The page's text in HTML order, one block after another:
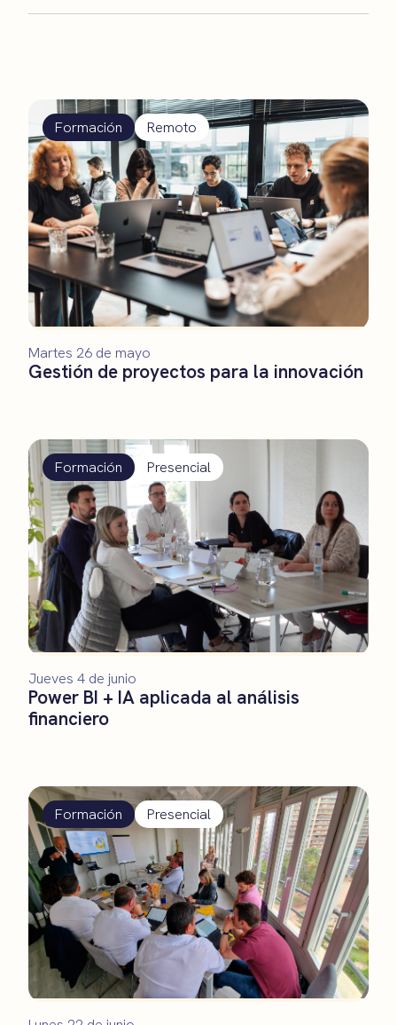
Formación Remoto
Gestión de proyectos para la innovación
Martes 26 de mayo
Formación Presencial
Power BI + IA aplicada al análisis
financiero
Jueves 4 de junio
Formación Presencial